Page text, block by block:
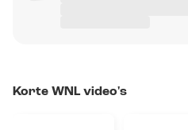
Korte WNL video's